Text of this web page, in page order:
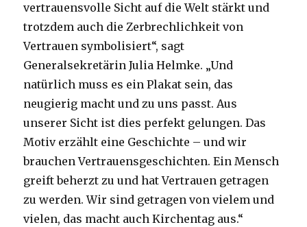
vertrauensvolle Sicht auf die Welt stärkt und
trotzdem auch die Zerbrechlichkeit von
Vertrauen symbolisiert“, sagt
Generalsekretärin Julia Helmke. „Und
natürlich muss es ein Plakat sein, das
neugierig macht und zu uns passt. Aus
unserer Sicht ist dies perfekt gelungen. Das
Motiv erzählt eine Geschichte – und wir
brauchen Vertrauensgeschichten. Ein Mensch
greift beherzt zu und hat Vertrauen getragen
zu werden. Wir sind getragen von vielem und
vielen, das macht auch Kirchentag aus.“